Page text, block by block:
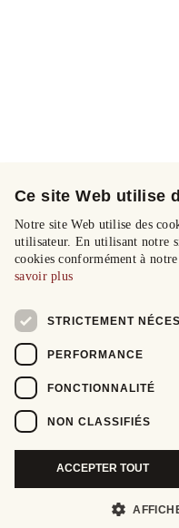
Ce site Web utilise
Notre site Web utilise des
utilisateur. En utilisant notre
cookies conformément à
savoir plus
STRICTEMENT
PERFORMANCE
FONCTIONNALITÉ
NON CLASSIFIÉS
ACCEPTER TOUT